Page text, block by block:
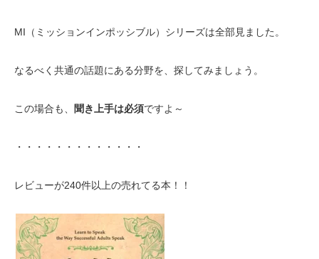
MI（ミッションインポッシブル）シリーズは全部見ました。
なるべく共通の話題にある分野を、探してみましょう。
この場合も、 聞き上手は必須ですよ～
・・・・・・・・・・・・・
レビューが240件以上の売れてる本！！